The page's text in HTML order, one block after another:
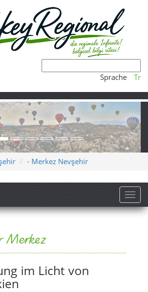
Sprache Tr
- Merkez Nevşehir
Merkez
im Licht von